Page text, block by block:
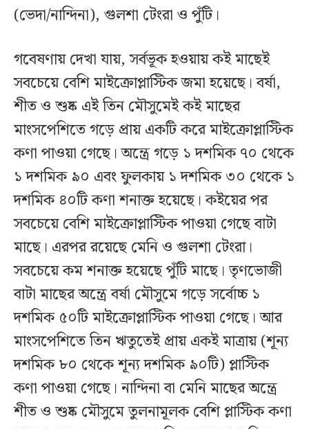
(ভেদা/নান্দিনা), গুলশা টেংরা ও পুঁটি।
গবেষণায় দেখা যায়, সর্বভূক হওয়ায় কই মাছেই
সবচেয়ে বেশি মাইক্রোপ্লাস্টিক জমা হয়েছে। বর্ষা,
শীত ও শুষ্ক এই তিন মৌসুমেই কই মাছের
মাংসপেশিতে গড়ে প্রায় একটি করে মাইক্রোপ্লাস্টিক
কণা পাওয়া গেছে। অন্ত্রে গড়ে ১ দশমিক ৭০ থেকে
১ দশমিক ৯০ এবং ফুলকায় ১ দশমিক ৩০ থেকে ১
দশমিক ৪০টি কণা শনাক্ত হয়েছে। কইয়ের পর
সবচেয়ে বেশি মাইক্রোপ্লাস্টিক পাওয়া গেছে বাটা
মাছে। এরপর রয়েছে মেনি ও গুলশা টেংরা।
সবচেয়ে কম শনাক্ত হয়েছে পুঁটি মাছে। তৃণভোজী
বাটা মাছের অন্ত্রে বর্ষা মৌসুমে গড়ে সর্বোচ্চ ১
দশমিক ৫০টি মাইক্রোপ্লাস্টিক পাওয়া গেছে। আর
মাংসপেশিতে তিন ঋতুতেই প্রায় একই মাত্রায় (শূন্য
দশমিক ৮০ থেকে শূন্য দশমিক ৯০টি) প্লাস্টিক
কণা পাওয়া গেছে। নান্দিনা বা মেনি মাছের অন্ত্রে
শীত ও শুষ্ক মৌসুমে তুলনামূলক বেশি প্লাস্টিক কণা